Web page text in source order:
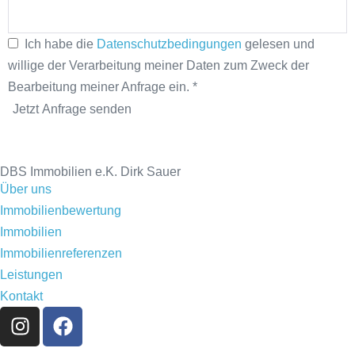
Ich habe die Datenschutzbedingungen gelesen und
willige der Verarbeitung meiner Daten zum Zweck der
Bearbeitung meiner Anfrage ein. *
Jetzt Anfrage senden
DBS Immobilien e.K. Dirk Sauer
Über uns
Immobilienbewertung
Immobilien
Immobilienreferenzen
Leistungen
Kontakt